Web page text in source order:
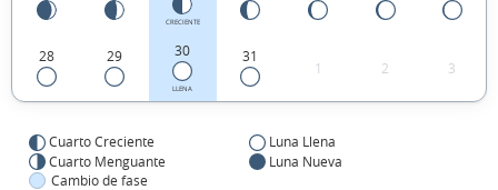
CRECIENTE
28 29 30
LLENA
31
1 2 3
Cuarto Creciente
Luna Llena
Cuarto Menguante
Luna Nueva
Cambio de fase